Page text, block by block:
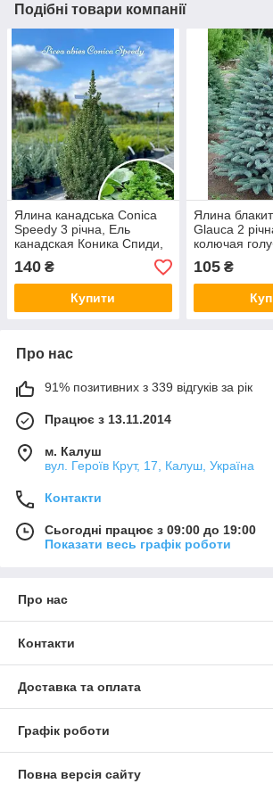
Подібні товари компанії
Ялина канадська Conica
Speedy 3 річна, Ель
канадская Коника Спиди,
Picea glauca Conica
Speedy
140 ₴
Купити
Ялина
Glauca 2
колючая
Picea
105₴
Про нас
91% позитивних з 339 відгуків за рік
Працює з 13.11.2014
м. Калуш
вул. Героїв Крут, 17, Калуш, Україна
Контакти
Сьогодні працює з 09:00 до 19:00
Показати весь графік роботи
Про нас
Контакти
Доставка та оплата
Графік роботи
Повна версія сайту